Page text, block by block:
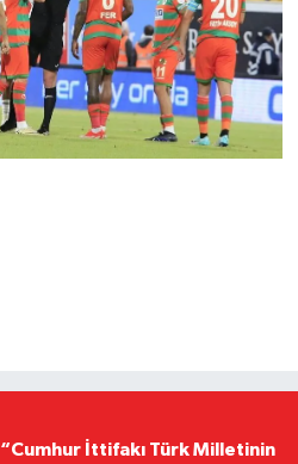
“Cumhur İttifakı Türk Milletinin